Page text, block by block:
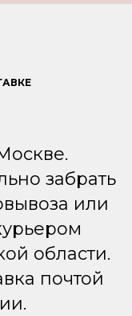
забрать
или
области.
почтой